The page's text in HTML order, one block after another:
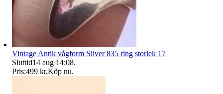
Vintage Antik vågform Silver 835 ring storlek 17
Sluttid14 aug 14:08.
Pris:499 kr,Köp nu.